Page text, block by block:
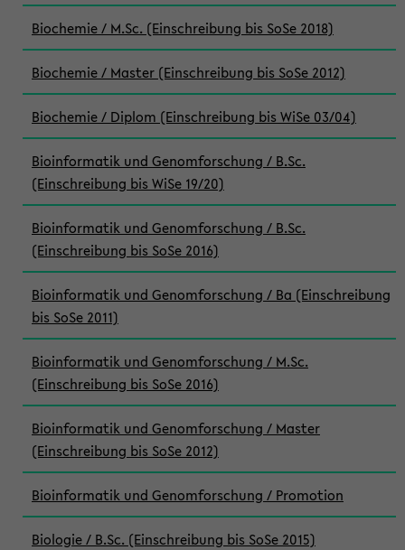
Biochemie / M.Sc. (Einschreibung bis SoSe 2018)
Biochemie / Master (Einschreibung bis SoSe 2012)
Biochemie / Diplom (Einschreibung bis WiSe 03/04)
Bioinformatik und Genomforschung / B.Sc.
(Einschreibung bis WiSe 19/20)
Bioinformatik und Genomforschung / B.Sc.
(Einschreibung bis SoSe 2016)
Bioinformatik und Genomforschung / Ba (Einschreibung
bis SoSe 2011)
Bioinformatik und Genomforschung / M.Sc.
(Einschreibung bis SoSe 2016)
Bioinformatik und Genomforschung / Master
(Einschreibung bis SoSe 2012)
Bioinformatik und Genomforschung / Promotion
Biologie / B.Sc. (Einschreibung bis SoSe 2015)